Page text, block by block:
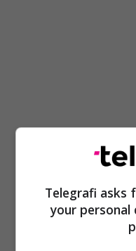
Telegrafi asks
your